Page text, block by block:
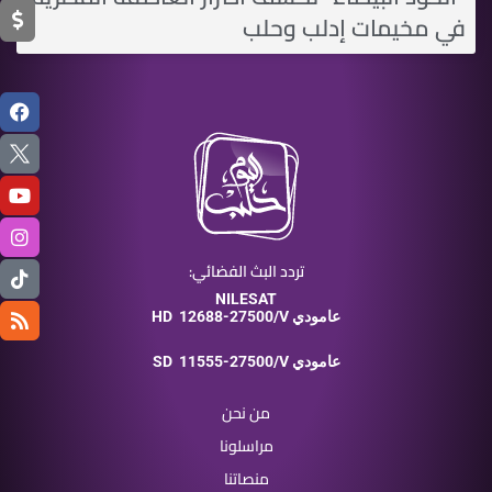
في مخيمات إدلب وحلب
تردد البث الفضائي:
NILESAT
HD
12688-27500/V عامودي
SD 11555-27500/V عامودي
من نحن
مراسلونا
منصاتنا